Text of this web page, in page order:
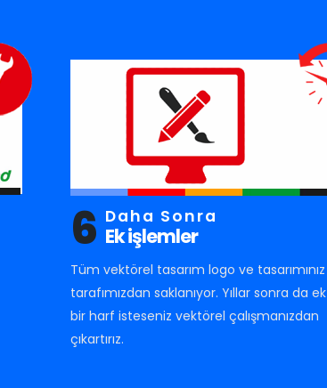
6 Daha Sonra
Ek işlemler
Tüm vektörel tasarım logo ve tasarımınız
tarafımızdan saklanıyor. Yıllar sonra da ek
bir harf isteseniz vektörel çalışmanızdan
çıkartırız.